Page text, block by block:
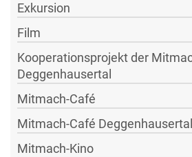
Exkursion
Film
Kooperationsprojekt der
Deggenhausertal
Mitmach-Café
Mitmach-Café Deggenhausertal
Mitmach-Kino